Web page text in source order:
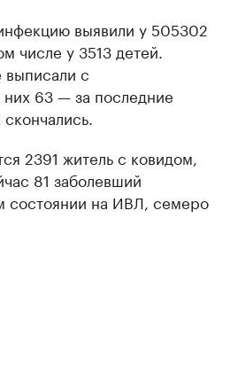
выявили у 505302
числе у 3513 детей.
с
63 — за последние
2391 житель с ковидом,
81 заболевший
состоянии на ИВЛ, семеро